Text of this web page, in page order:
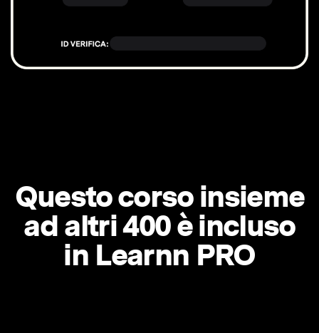
Questo corso insieme
ad altri 400 è incluso
in Learnn PRO